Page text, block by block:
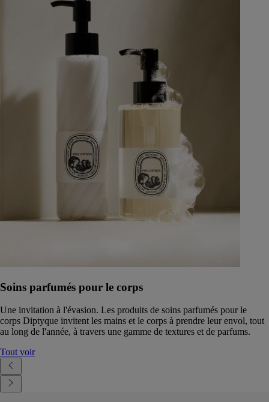
Soins parfumés pour le corps
Une invitation à l'évasion. Les produits de soins parfumés pour le
corps Diptyque invitent les mains et le corps à prendre leur envol, tout
au long de l'année, à travers une gamme de textures et de parfums.
Tout voir